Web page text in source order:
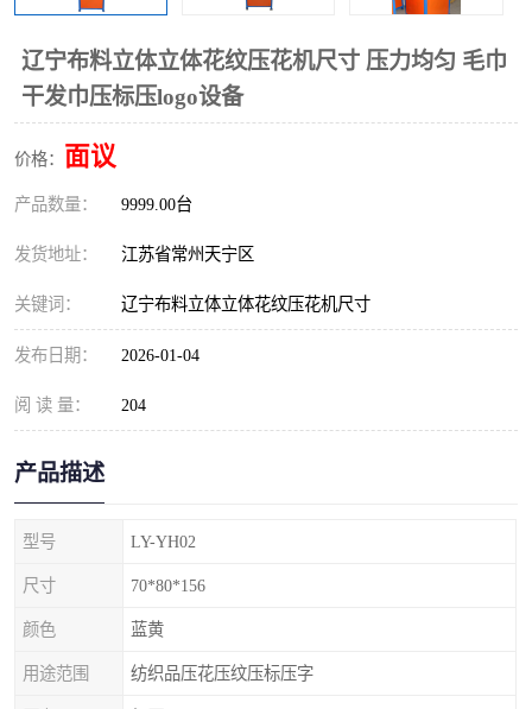
辽宁布料立体立体花纹压花机尺寸 压力均匀 毛巾
干发巾压标压logo设备
价格： 面议
产品数量： 9999.00台
发货地址： 江苏省常州天宁区
关键词： 辽宁布料立体立体花纹压花机尺寸
发布日期： 2026-01-04
阅 读 量： 204
产品描述
型号 LY-YH02
尺寸 70*80*156
颜色 蓝黄
用途范围 纺织品压花压纹压标压字